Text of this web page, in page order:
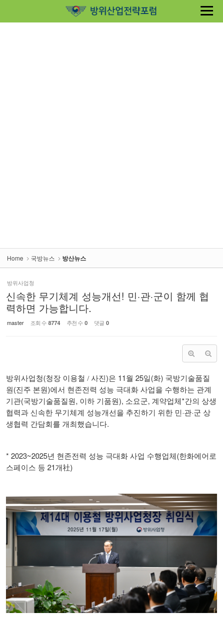
Home 국방뉴스 방산뉴스
방위사업청
신속한 무기체계 성능개선! 민·관·군이 함께 협
력하면 가능합니다.
master 조회 수 8774 추천 수 0 댓글 0
방위사업청(청장 이용철 / 사진 )은 11월 25일(화) 국방기술품질
원 (진주 본원)에서 현존전력 성능 극대화 사업을 수행하는 관계
기관(국방기술품질원 , 이하 기품원), 소요군, 계약업체 *간의 상생
협력과 신속한 무기체계 성능개선을 추진하기 위한 민 ·관·군 상
생협력 간담회를 개최했습니다.
* 2023~2025년 현존전력 성능 극대화 사업 수행업체 (한화에어로
스페이스 등 21개社)